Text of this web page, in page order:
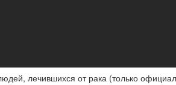
лечившихся от рака (только